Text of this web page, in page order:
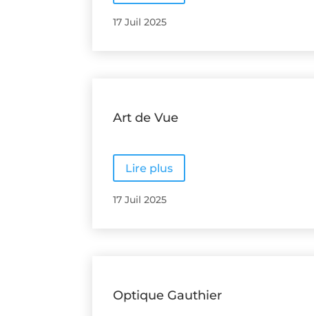
17 Juil 2025
Art de Vue
Lire plus
17 Juil 2025
Optique Gauthier